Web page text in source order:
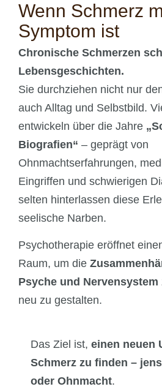
Wenn Schmerz
Symptom ist
Chronische Schmerzen
Lebensgeschichten.
Sie durchziehen nicht nur
auch Alltag und Selbstbild.
entwickeln über die Jahre
Biografien“ – geprägt von
Ohnmachtserfahrungen,
Eingriffen und schwierigen
selten hinterlassen diese
seelische Narben.
Psychotherapie eröffnet
Raum, um die
Psyche und Nervensystem
neu zu gestalten.
Das Ziel ist,einen neuen
Schmerz zu finden –
oder Ohnmacht.